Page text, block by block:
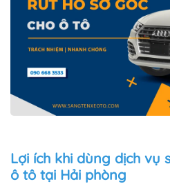
Lợi ích khi dùng dịch vụ
ô tô tại Hải phòng